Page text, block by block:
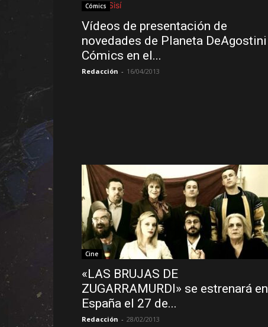
Cómics
Vídeos de presentación de
novedades de Planeta DeAgostini
Cómics en el...
Redacción - 16/04/2013
Cine
«LAS BRUJAS DE
ZUGARRAMURDI» se estrenará en
España el 27 de...
Redacción - 28/02/2013